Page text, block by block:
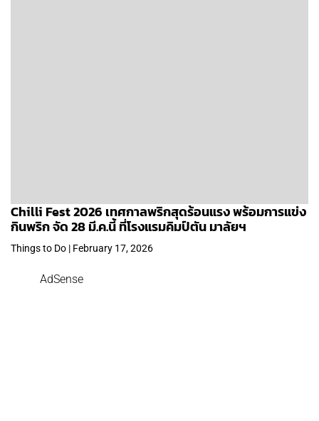
Chilli Fest 2026 เทศกาลพริกสุดร้อนแรง พร้อมการแข่ง
กินพริก จัด 28 มี.ค.นี้ ที่โรงแรมคิมป์ตัน มาลัยฯ
Things to Do | February 17, 2026
AdSense